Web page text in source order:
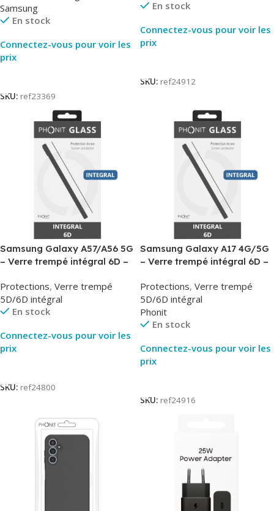
Samsung
En stock
Connectez-vous pour voir les
prix
SKU: ref23369
En stock
Connectez-vous pour voir les
prix
SKU: ref24912
Samsung Galaxy A57/A56 5G
– Verre trempé intégral 6D –
Protections, Verre trempé
5D/6D intégral
En stock
Connectez-vous pour voir les
prix
SKU: ref24800
Samsung Galaxy A17 4G/5G
– Verre trempé intégral 6D –
Protections, Verre trempé
5D/6D intégral
Phonit
En stock
Connectez-vous pour voir les
prix
SKU: ref24916